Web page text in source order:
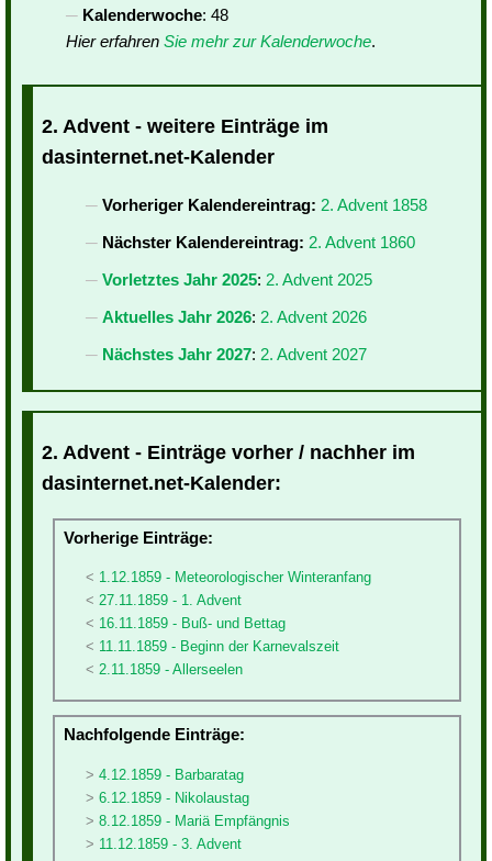
Kalenderwoche: 48
Hier erfahren Sie mehr zur Kalenderwoche.
2. Advent - weitere Einträge im
dasinternet.net-Kalender
Vorheriger Kalendereintrag: 2. Advent 1858
Nächster Kalendereintrag: 2. Advent 1860
Vorletztes Jahr 2025: 2. Advent 2025
Aktuelles Jahr 2026: 2. Advent 2026
Nächstes Jahr 2027: 2. Advent 2027
2. Advent - Einträge vorher / nachher im
dasinternet.net-Kalender:
Vorherige Einträge:
1.12.1859 - Meteorologischer Winteranfang
27.11.1859 - 1. Advent
16.11.1859 - Buß- und Bettag
11.11.1859 - Beginn der Karnevalszeit
2.11.1859 - Allerseelen
Nachfolgende Einträge:
4.12.1859 - Barbaratag
6.12.1859 - Nikolaustag
8.12.1859 - Mariä Empfängnis
11.12.1859 - 3. Advent